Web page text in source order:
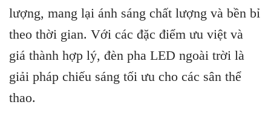
lượng, mang lại ánh sáng chất lượng và bền bỉ
theo thời gian. Với các đặc điểm ưu việt và
giá thành hợp lý, đèn pha LED ngoài trời là
giải pháp chiếu sáng tối ưu cho các sân thể
thao.